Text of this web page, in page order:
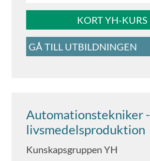
KORT YH-KURS
GÅ TILL UTBILDNINGEN
Automationstekniker -
livsmedelsproduktion
Kunskapsgruppen YH